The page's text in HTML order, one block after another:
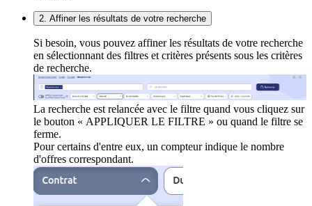
2. Affiner les résultats de votre recherche
Si besoin, vous pouvez affiner les résultats de votre recherche
en sélectionnant des filtres et critères présents sous les critères
de recherche.
La recherche est relancée avec le filtre quand vous cliquez sur
le bouton « APPLIQUER LE FILTRE » ou quand le filtre se
ferme.
Pour certains d'entre eux, un compteur indique le nombre
d'offres correspondant.